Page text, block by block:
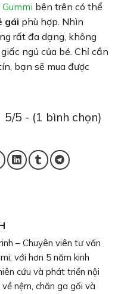
Gummi bên trên có thể
gái phù hợp. Nhìn
rất đa dạng, không
ngủ của bé. Chỉ cần
bạn sẽ mua được
5/5 - (1 bình chọn)
– Chuyên viên tư vấn
với hơn 5 năm kinh
cứu và phát triển nội
nệm, chăn ga gối và